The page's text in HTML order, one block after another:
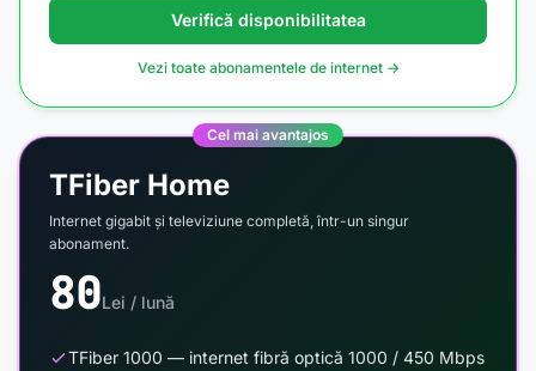
Verifică disponibilitatea
Vezi toate abonamentele de internet →
Cel mai avantajos
TFiber Home
Internet gigabit și televiziune completă, într-un singur
abonament.
80Lei / lună
TFiber 1000 — internet fibră optică 1000 / 450 Mbps